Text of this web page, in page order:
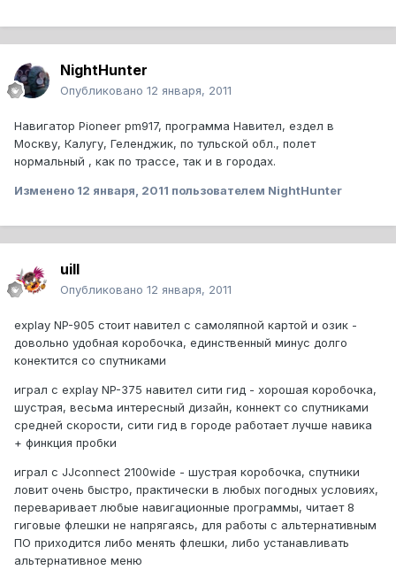
NightHunter
Опубликовано 12 января, 2011
Навигатор Pioneer pm917, программа Навител, ездел в
Москву, Калугу, Геленджик, по тульской обл., полет
нормальный , как по трассе, так и в городах.
Изменено 12 января, 2011 пользователем NightHunter
uill
Опубликовано 12 января, 2011
explay NP-905 стоит навител с самоляпной картой и озик -
довольно удобная коробочка, единственный минус долго
конектится со спутниками
играл с explay NP-375 навител сити гид - хорошая коробочка,
шустрая, весьма интересный дизайн, коннект со спутниками
средней скорости, сити гид в городе работает лучше навика
+ финкция пробки
играл с JJconnect 2100wide - шустрая коробочка, спутники
ловит очень быстро, практически в любых погодных условиях,
переваривает любые навигационные программы, читает 8
гиговые флешки не напрягаясь, для работы с альтернативным
ПО приходится либо менять флешки, либо устанавливать
альтернативное меню